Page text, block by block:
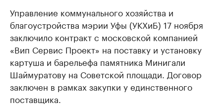
Управление коммунального хозяйства и
благоустройства мэрии Уфы (УКХиБ) 17 ноября
заключило контракт с московской компанией
«Вип Сервис Проект» на поставку и установку
картуша и барельефа памятника Минигали
Шаймуратову на Советской площади. Договор
заключен в рамках закупки у единственного
поставщика.